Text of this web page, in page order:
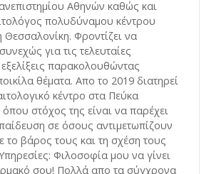
Αθηνών καθώς και
πολυδύναμου κέντρου
Θεσσαλονίκη. Φροντίζει να
για τις τελευταίες
εξελίξεις παρακολουθώντας
θέματα. Απο το 2019 διατηρεί
κέντρο στα Πεύκα
στόχος της είναι να παρέχει
σε όσους αντιμετωπίζουν
το βάρος τους και τη σχέση τους
Φιλοσοφία μου να γίνει
σου! Πολλά απο τα σύγχρονα